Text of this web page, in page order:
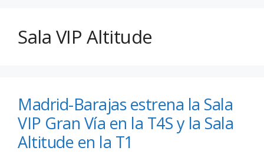
Sala VIP Altitude
Madrid-Barajas estrena la Sala
VIP Gran Vía en la T4S y la Sala
Altitude en la T1